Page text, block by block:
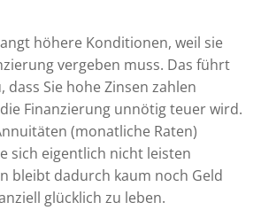
höhere Konditionen, weil sie
vergeben muss. Das führt
dass Sie hohe Zinsen zahlen
Finanzierung unnötig teuer wird.
(monatliche Raten)
sich eigentlich nicht leisten
bleibt dadurch kaum noch Geld
glücklich zu leben.